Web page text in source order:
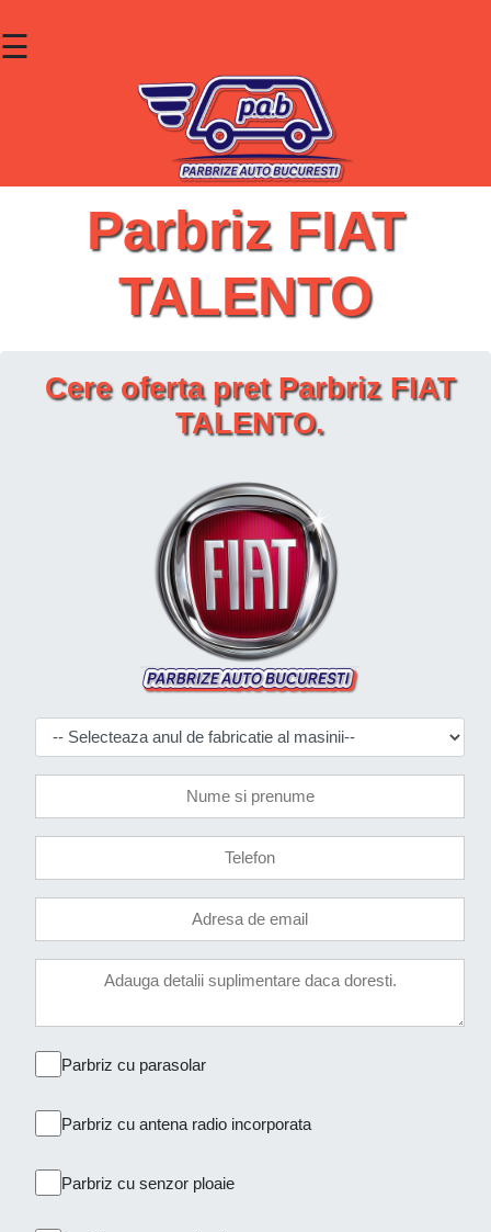
☰
Lunete
Geamuri
Contact
Parbriz FIAT
TALENTO
Cere oferta pret Parbriz FIAT
TALENTO.
Parbriz cu parasolar
Parbriz cu antena radio incorporata
Parbriz cu senzor ploaie